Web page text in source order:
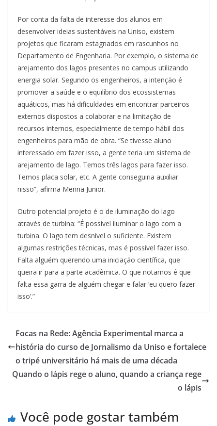
Por conta da falta de interesse dos alunos em
desenvolver ideias sustentáveis na Uniso, existem
projetos que ficaram estagnados em rascunhos no
Departamento de Engenharia. Por exemplo, o sistema de
arejamento dos lagos presentes no campus utilizando
energia solar. Segundo os engenheiros, a intenção é
promover a saúde e o equilíbrio dos ecossistemas
aquáticos, mas há dificuldades em encontrar parceiros
externos dispostos a colaborar e na limitação de
recursos internos, especialmente de tempo hábil dos
engenheiros para mão de obra. “Se tivesse aluno
interessado em fazer isso, a gente teria um sistema de
arejamento de lago. Temos três lagos para fazer isso.
Temos placa solar, etc. A gente conseguiria auxiliar
nisso”, afirma Menna Junior.
Outro potencial projeto é o de iluminação do lago
através de turbina: “É possível iluminar o lago com a
turbina. O lago tem desnível o suficiente. Existem
algumas restrições técnicas, mas é possível fazer isso.
Falta alguém querendo uma iniciação científica, que
queira ir para a parte acadêmica. O que notamos é que
falta essa garra de alguém chegar e falar ‘eu quero fazer
isso’.”
Focas na Rede: Agência Experimental marca a
história do curso de Jornalismo da Uniso e fortalece
o tripé universitário há mais de uma década
Quando o lápis rege o aluno, quando a criança rege
o lápis
Você pode gostar também